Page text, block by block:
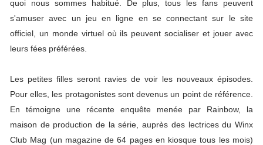
quoi nous sommes habitué. De plus, tous les fans peuvent
s'amuser avec un jeu en ligne en se connectant sur le site
officiel, un monde virtuel où ils peuvent socialiser et jouer avec
leurs fées préférées.
Les petites filles seront ravies de voir les nouveaux épisodes.
Pour elles, les protagonistes sont devenus un point de référence.
En témoigne une récente enquête menée par Rainbow, la
maison de production de la série, auprès des lectrices du Winx
Club Mag (un magazine de 64 pages en kiosque tous les mois)